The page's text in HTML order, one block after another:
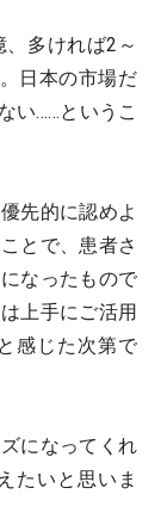
多ければ2～
日本の市場だ
い……というこ
先的に認めよ
とで、患者さ
なったもので
上手にご活用
感じた次第で
になってくれ
たいと思いま